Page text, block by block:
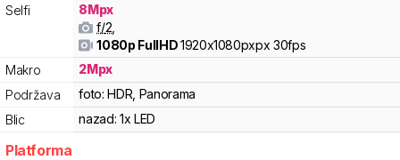
Selfi
8Mpx
f/2
1080p FullHD1920x1080pxpx30fps
Makro
2Mpx
Podržava
foto: HDR, Panorama
Blic
nazad: 1x LED
Platforma